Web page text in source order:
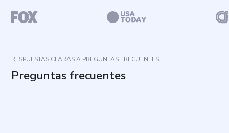
RESPUESTAS CLARAS A PREGUNTAS FRECUENTES
Preguntas frecuentes